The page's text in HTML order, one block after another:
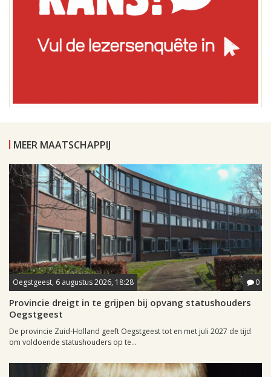
MEER MAATSCHAPPIJ
Oegstgeest, 6 augustus 2026, 18:28 0
Provincie dreigt in te grijpen bij opvang statushouders
Oegstgeest
De provincie Zuid-Holland geeft Oegstgeest tot en met juli 2027 de tijd
om voldoende statushouders op te...